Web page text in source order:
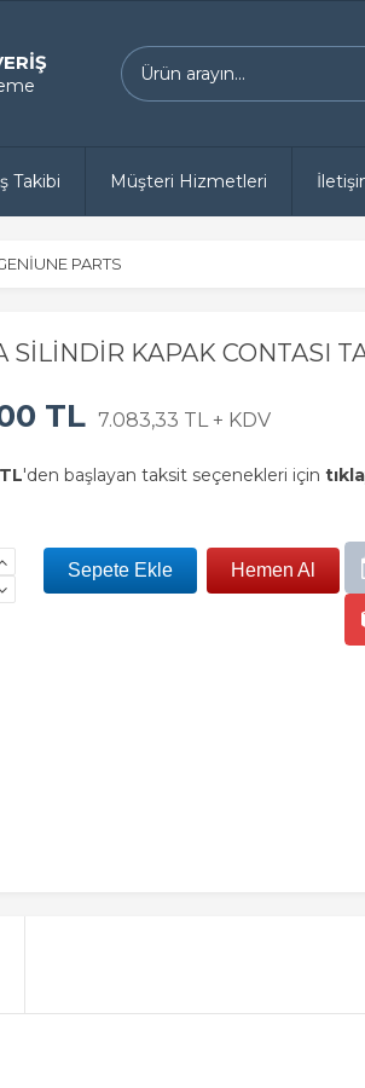
Takibi Müşteri Hizmetleri
PARTS
SİLİNDİR KAPAK CONTASI
TL 7.083,33 TL + KDV
'den başlayan taksit seçenekleri için